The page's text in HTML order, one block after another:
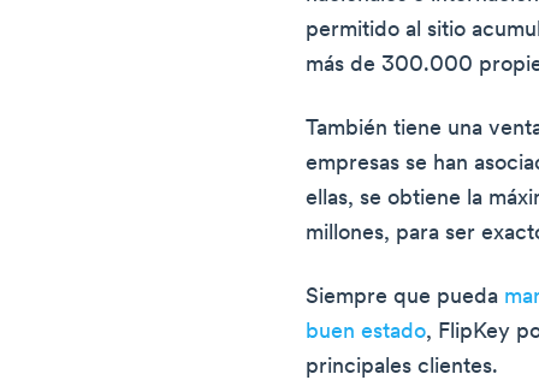
permitido al sitio
más de 300.000
También tiene una
empresas se han
ellas, se obtiene la
millones, para ser
Siempre que pueda
buen estado, FlipKey
principales clientes.